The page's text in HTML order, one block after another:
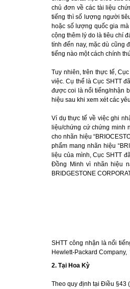
chủ đơn về các tài liệu
tiếng thì số lượng người
hoặc số lượng quốc gia
cộng thêm lý do là tiêu chí
tính đến nay, mặc dù cũng
tiếng nào một cách chính
Tuy nhiên, trên thực tế,
việc. Cụ thể là Cục SHTT
được coi là nổi tiếng/nhận
hiệu sau khi xem xét các
Ví dụ thực tế về việc ghi
liệu/chứng cứ chứng minh
cho nhãn hiệu
phẩm mang nhãn hiệu
liệu của mình, Cục SHTT
Đồng Minh vì nhãn hiệu
BRIDGESTONE
SHTT công nhận là nổi
Hewlett-Packard
2. Tại Hoa Kỳ
Theo quy định tại Điều §43